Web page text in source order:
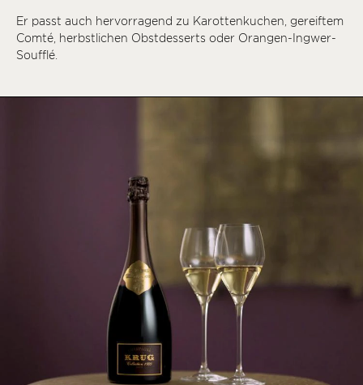
Er passt auch hervorragend zu Karottenkuchen, gereiftem
Comté, herbstlichen Obstdesserts oder Orangen-Ingwer-
Soufflé.